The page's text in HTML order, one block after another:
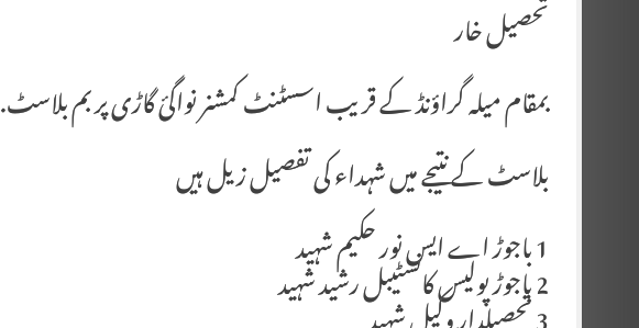
تحصیل خار
بمقام میلہ گراؤنڈ کے قریب اسسٹنٹ کمشنر نواگئ گاڑی پر بم بلاسٹ.
بلاسٹ کے نتیجے میں شہداء کی تفصیل زیل ہیں
1 باجوڑ اے ایس نور حکیم شہید
2 باجوڑ پولیس کانسٹیبل رشید شہید